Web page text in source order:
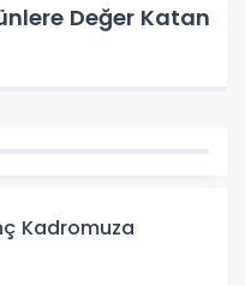
Değer Katan
Kadromuza